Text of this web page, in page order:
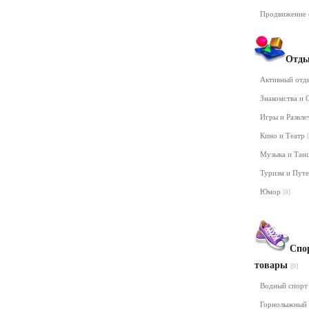
Продвижение
Активный
Знакомства и
Игры и
Кино и Театр
Музыка и
Туризм и
Юмор [0]
товары [0]
Водный спорт
Горнолыжный